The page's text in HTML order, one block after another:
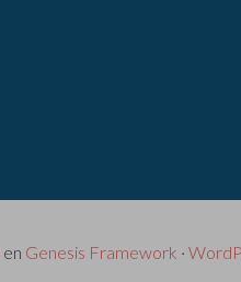
en Genesis Framework ·